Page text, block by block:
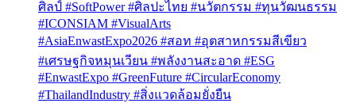
ศิลป์ #SoftPower #ศิลปะไทย #นวัตกรรม #ทุนวัฒนธรรม
#ICONSIAM #VisualArts
#AsiaEnwastExpo2026 #สอท #อุตสาหกรรมสีเขียว
#เศรษฐกิจหมุนเวียน #พลังงานสะอาด #ESG
#EnwastExpo #GreenFuture #CircularEconomy
#ThailandIndustry #สิ่งแวดล้อมยั่งยืน